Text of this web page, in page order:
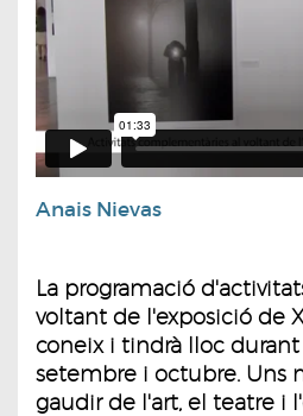
Anais Nievas
La programació
voltant de l'exposició de
coneix i tindrà lloc
setembre i octubre. Uns
gaudir de l'art, el teatre i